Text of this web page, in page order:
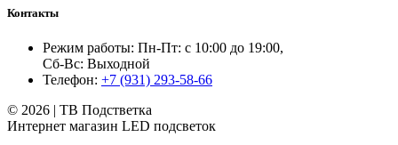
Контакты
Режим работы: Пн-Пт: с 10:00 до 19:00,
Сб-Вс: Выходной
Телефон: +7 (931) 293-58-66
© 2026 | ТВ Подстветка
Интернет магазин LED подсветок